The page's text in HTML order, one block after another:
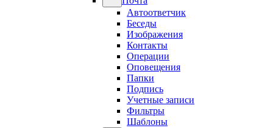
Автоответчик
Беседы
Изображения
Контакты
Операции
Оповещения
Папки
Подпись
Учетные записи
Фильтры
Шаблоны